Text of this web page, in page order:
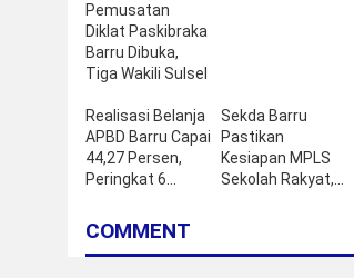
Pemusatan
Diklat Paskibraka
Barru Dibuka,
Tiga Wakili Sulsel
Realisasi Belanja
APBD Barru Capai
44,27 Persen,
Peringkat 6
Sekda Barru
Pastikan
Kesiapan MPLS
Sekolah Rakyat,
COMMENT